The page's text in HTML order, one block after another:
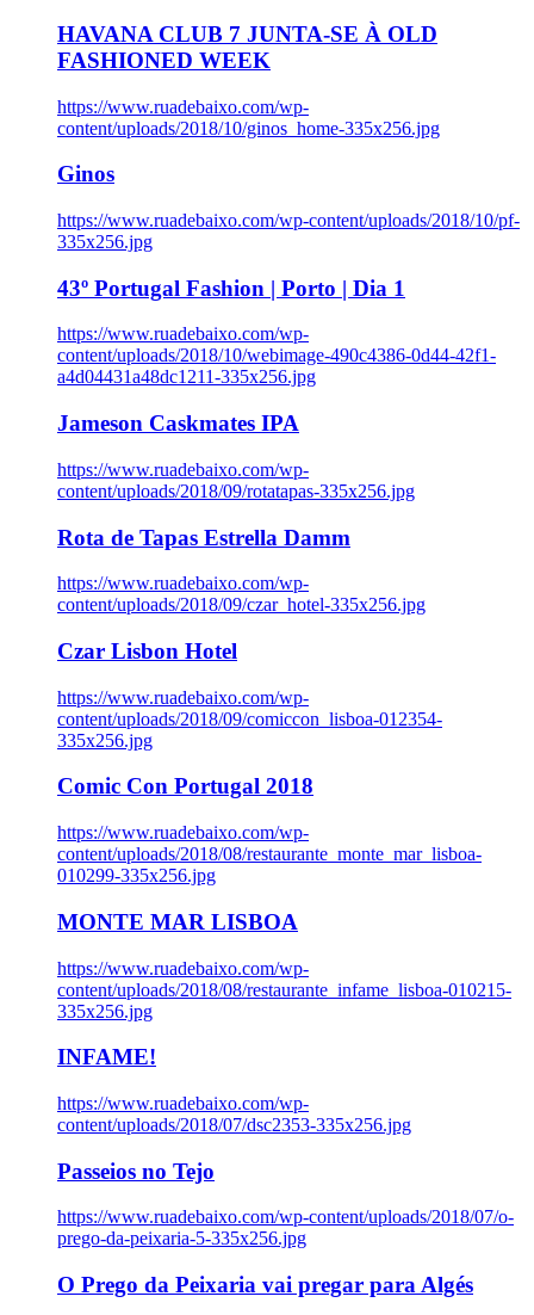
HAVANA CLUB 7 JUNTA-SE À OLD
FASHIONED WEEK
https://www.ruadebaixo.com/wp-
content/uploads/2018/10/ginos_home-335x256.jpg
Ginos
https://www.ruadebaixo.com/wp-content/uploads/2018/10/pf-
335x256.jpg
43º Portugal Fashion | Porto | Dia 1
https://www.ruadebaixo.com/wp-
content/uploads/2018/10/webimage-490c4386-0d44-42f1-
a4d04431a48dc1211-335x256.jpg
Jameson Caskmates IPA
https://www.ruadebaixo.com/wp-
content/uploads/2018/09/rotatapas-335x256.jpg
Rota de Tapas Estrella Damm
https://www.ruadebaixo.com/wp-
content/uploads/2018/09/czar_hotel-335x256.jpg
Czar Lisbon Hotel
https://www.ruadebaixo.com/wp-
content/uploads/2018/09/comiccon_lisboa-012354-
335x256.jpg
Comic Con Portugal 2018
https://www.ruadebaixo.com/wp-
content/uploads/2018/08/restaurante_monte_mar_lisboa-
010299-335x256.jpg
MONTE MAR LISBOA
https://www.ruadebaixo.com/wp-
content/uploads/2018/08/restaurante_infame_lisboa-010215-
335x256.jpg
INFAME!
https://www.ruadebaixo.com/wp-
content/uploads/2018/07/dsc2353-335x256.jpg
Passeios no Tejo
https://www.ruadebaixo.com/wp-content/uploads/2018/07/o-
prego-da-peixaria-5-335x256.jpg
O Prego da Peixaria vai pregar para Algés